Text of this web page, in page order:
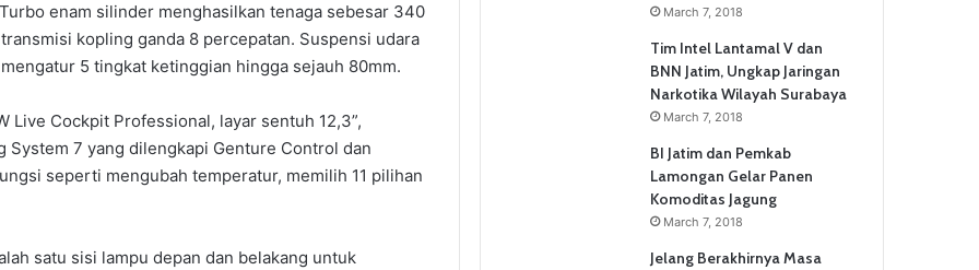
enam silinder menghasilkan tenaga sebesar 340
kopling ganda 8 percepatan. Suspensi udara
5 tingkat ketinggian hingga sejauh 80mm.
Cockpit Professional, layar sentuh 12,3”,
System 7 yang dilengkapi Genture Control dan
seperti mengubah temperatur, memilih 11 pilihan
satu sisi lampu depan dan belakang untuk
March 7, 2018
Tim Intel Lantamal V dan
BNN Jatim, Ungkap Jaringan
Narkotika Wilayah Surabaya
March 7, 2018
BI Jatim dan Pemkab
Lamongan Gelar Panen
Komoditas Jagung
March 7, 2018
Jelang Berakhirnya Masa